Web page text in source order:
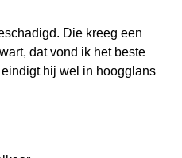
Die kreeg een
dat vond ik het beste
hij wel in hoogglans